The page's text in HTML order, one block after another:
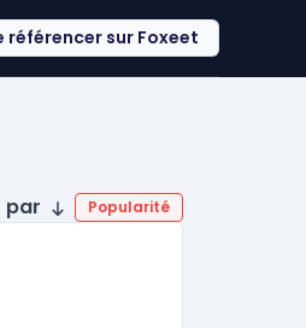
référencer sur Foxeet
par Popularité